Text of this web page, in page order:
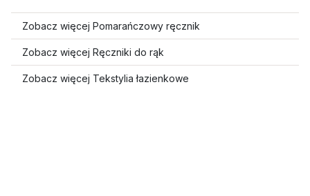
Zobacz więcej Pomarańczowy ręcznik
Zobacz więcej Ręczniki do rąk
Zobacz więcej Tekstylia łazienkowe